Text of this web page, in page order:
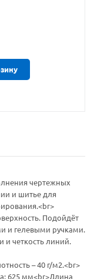
чертежных
и шитье для
Подойдёт
и гелевыми ручками.
и четкость линий.
– 40 г/м2.<br>
625 мм<br>Длина